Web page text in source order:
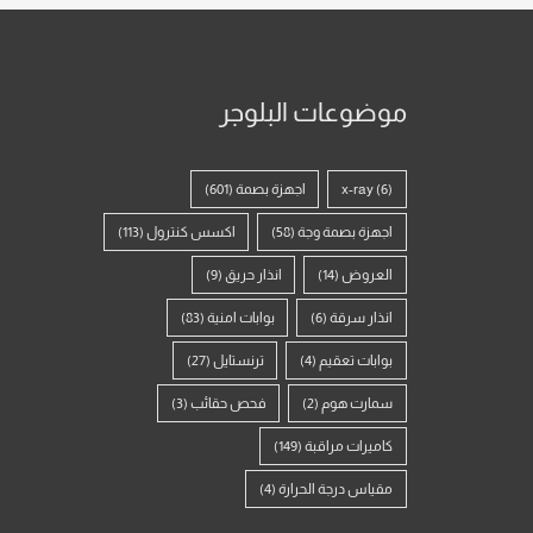
موضوعات البلوجر
x-ray (6) اجهزة بصمة (601)
اجهزة بصمة وجة(58) اكسس كنترول (113)
العروض(14) انذار حريق (9)
انذار سرقة(6) بوابات امنية (83)
بوابات تعقيم (4) ترنستايل (27)
سمارت هوم (2) فحص حقائب (3)
كاميرات مراقبة(149)
مقياس درجة الحرارة(4)